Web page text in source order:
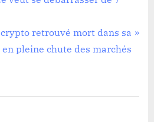
retrouvé mort dans sa
pleine chute des marchés